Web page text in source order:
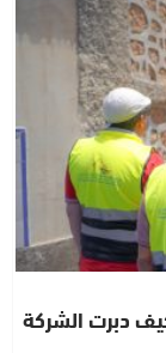
دبرت الشركة